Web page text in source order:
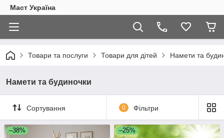
Маст Україна
Товари та послуги Товари для дітей Намети та
Намети та будиночки
Сортування 0 Фільтри
–38% –25%